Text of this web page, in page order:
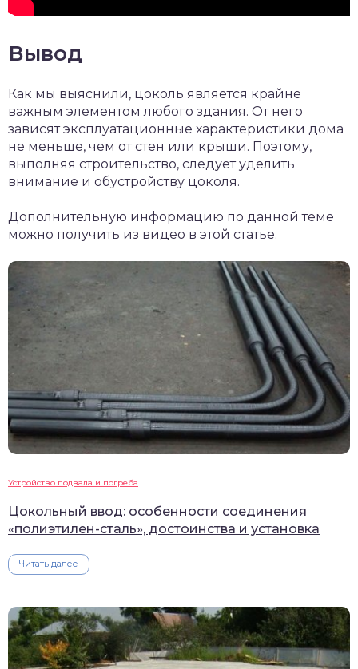
Вывод
Как мы выяснили, цоколь является крайне
важным элементом любого здания. От него
зависят эксплуатационные характеристики дома
не меньше, чем от стен или крыши. Поэтому,
выполняя строительство, следует уделить
внимание и обустройству цоколя.
Дополнительную информацию по данной теме
можно получить из видео в этой статье.
Устройство подвала и погреба
Цокольный ввод: особенности соединения
«полиэтилен-сталь», достоинства и установка
Читать далее